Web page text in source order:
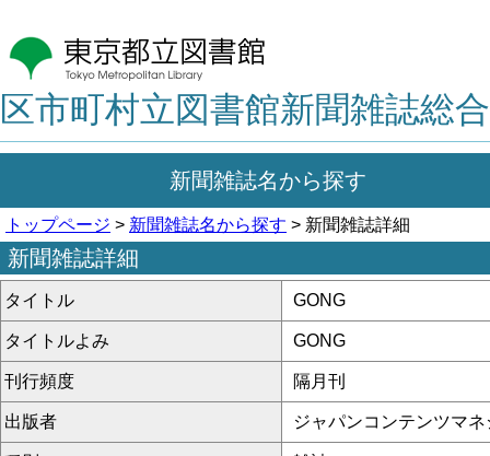
区市町村立図書館新聞雑誌総
新聞雑誌名から探す
トップページ > 新聞雑誌名から探す > 新聞雑誌詳細
新聞雑誌詳細
タイトル GONG
タイトルよみ GONG
刊行頻度 隔月刊
出版者 ジャパンコンテンツマ